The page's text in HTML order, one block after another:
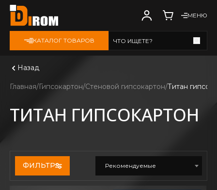
МЕНЮ
КАТАЛОГ ТОВАРОВ ЧТО ИЩЕТЕ?
Назад
Главная Гипсокартон Стеновой гипсокартон Титан
ТИТАН ГИПСОКАРТОН
ФИЛЬТР Рекомендуемые